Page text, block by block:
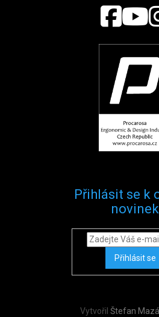
Přihlásit se k
novinek
Přihlásit se
Vytvořil Štefan